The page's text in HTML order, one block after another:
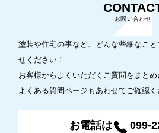
塗装や住宅の事など、どんな些細なこ
せください！
お客様からよくいただくご質問をまとめ
よくある質問ページもあわせてご確認く
お電話は 099-